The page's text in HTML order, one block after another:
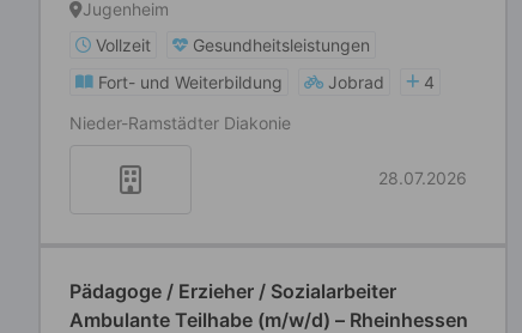
Jugenheim
Vollzeit
Gesundheitsleistungen
Fort- und Weiterbildung
Jobrad
4
Nieder-Ramstädter Diakonie
28.07.2026
Pädagoge / Erzieher / Sozialarbeiter
Ambulante Teilhabe (m/w/d) – Rheinhessen